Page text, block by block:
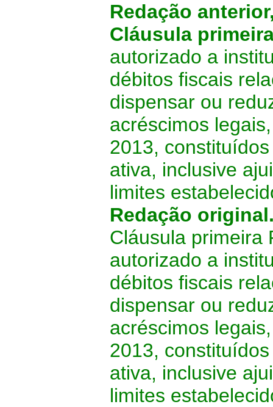
Redação
Cláusula
autorizado a
débitos fiscais
dispensar ou
acréscimos
2013,
ativa, inclusive
limites
Redação
Cláusula primeira
autorizado a
débitos fiscais
dispensar ou
acréscimos
2013,
ativa, inclusive
limites